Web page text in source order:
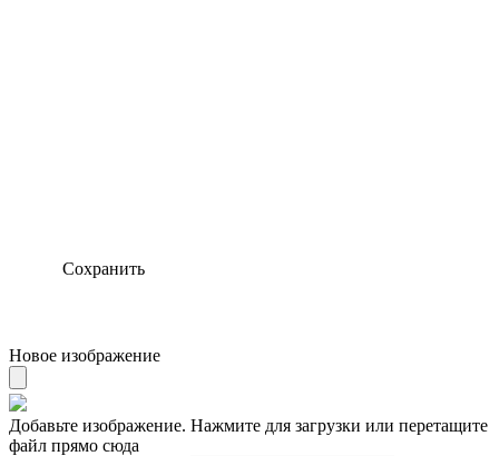
Сохранить
Новое изображение
Добавьте изображение. Нажмите для загрузки или перетащите
файл прямо сюда